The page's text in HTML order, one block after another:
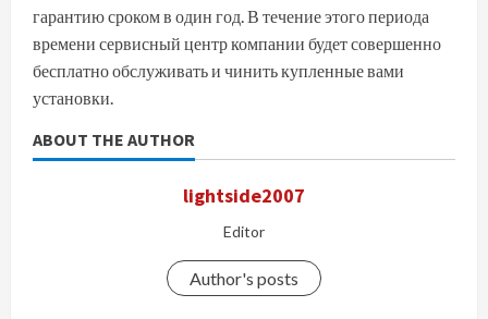
гарантию сроком в один год. В течение этого периода
времени сервисный центр компании будет совершенно
бесплатно обслуживать и чинить купленные вами
установки.
ABOUT THE AUTHOR
lightside2007
Editor
Author's posts